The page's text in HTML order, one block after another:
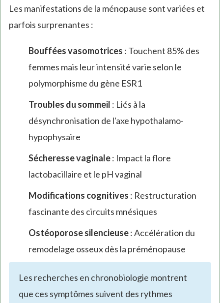
Les manifestations de la ménopause sont variées et
parfois surprenantes :
Bouffées vasomotrices : Touchent 85% des
femmes mais leur intensité varie selon le
polymorphisme du gène ESR1
Troubles du sommeil : Liés à la
désynchronisation de l'axe hypothalamo-
hypophysaire
Sécheresse vaginale: Impact la flore
lactobacillaire et le pH vaginal
Modifications cognitives : Restructuration
fascinante des circuits mnésiques
Ostéoporose silencieuse: Accélération du
remodelage osseux dès la préménopause
Les recherches en chronobiologie montrent
que ces symptômes suivent des rythmes